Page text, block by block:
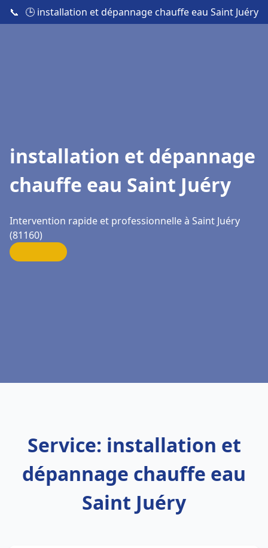
📞 🕒 installation et dépannage chauffe eau Saint Juéry
installation et dépannage
chauffe eau Saint Juéry
Intervention rapide et professionnelle à Saint Juéry
(81160)
Service: installation et
dépannage chauffe eau
Saint Juéry